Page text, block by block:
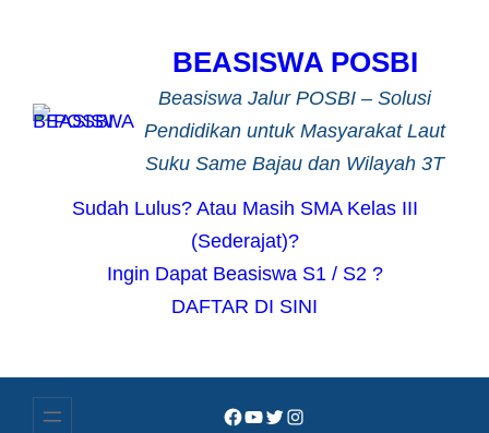
BEASISWA POSBI
Beasiswa Jalur POSBI – Solusi
Pendidikan untuk Masyarakat Laut
Suku Same Bajau dan Wilayah 3T
Sudah Lulus? Atau Masih SMA Kelas III
(Sederajat)?
Ingin Dapat Beasiswa S1 / S2 ?
DAFTAR DI SINI
Facebook
YouTube
TwitterInstagram